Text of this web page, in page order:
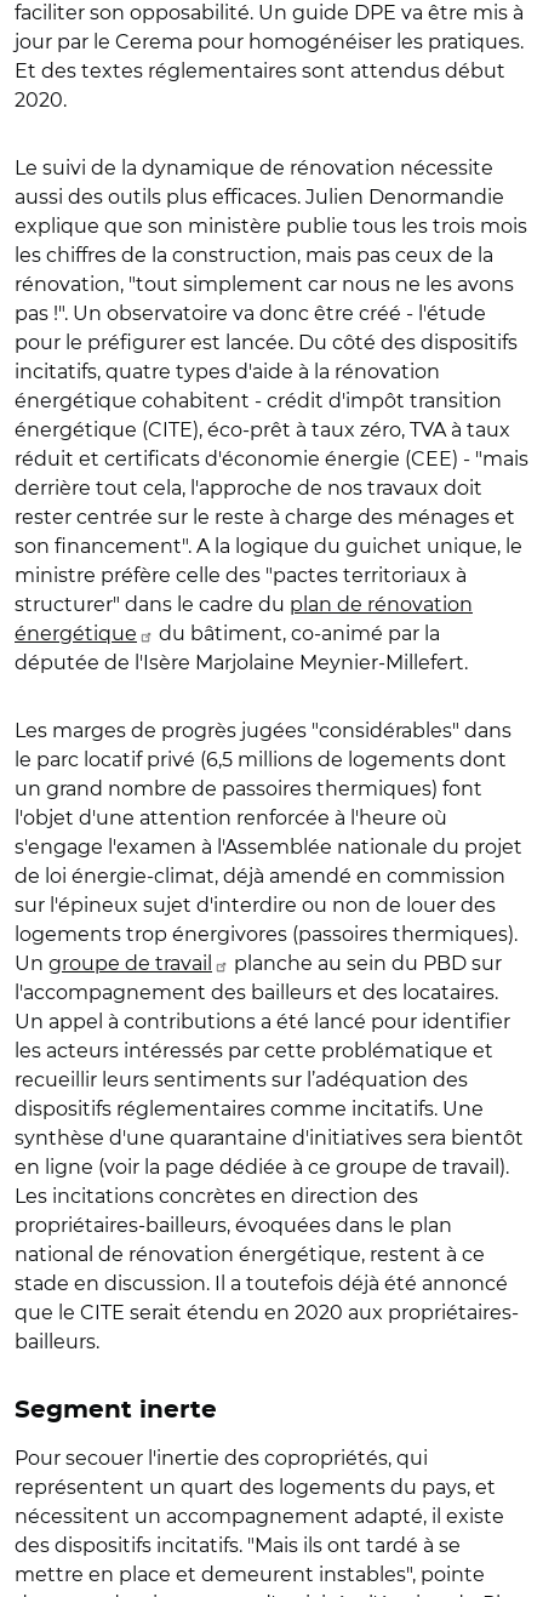
faciliter son opposabilité. Un guide DPE va être mis à
jour par le Cerema pour homogénéiser les pratiques.
Et des textes réglementaires sont attendus début
2020.
Le suivi de la dynamique de rénovation nécessite
aussi des outils plus efficaces. Julien Denormandie
explique que son ministère publie tous les trois mois
les chiffres de la construction, mais pas ceux de la
rénovation, "tout simplement car nous ne les avons
pas !". Un observatoire va donc être créé - l'étude
pour le préfigurer est lancée. Du côté des dispositifs
incitatifs, quatre types d'aide à la rénovation
énergétique cohabitent - crédit d'impôt transition
énergétique (CITE), éco-prêt à taux zéro, TVA à taux
réduit et certificats d'économie énergie (CEE) - "mais
derrière tout cela, l'approche de nos travaux doit
rester centrée sur le reste à charge des ménages et
son financement". A la logique du guichet unique, le
ministre préfère celle des "pactes territoriaux à
structurer" dans le cadre du plan de rénovation
énergétique
du bâtiment, co-animé par la
députée de l'Isère Marjolaine Meynier-Millefert.
Les marges de progrès jugées "considérables" dans
le parc locatif privé (6,5 millions de logements dont
un grand nombre de passoires thermiques) font
l'objet d'une attention renforcée à l'heure où
s'engage l'examen à l'Assemblée nationale du projet
de loi énergie-climat, déjà amendé en commission
sur l'épineux sujet d'interdire ou non de louer des
logements trop énergivores (passoires thermiques).
Un groupe de travail
planche au sein du PBD sur
l'accompagnement des bailleurs et des locataires.
Un appel à contributions a été lancé pour identifier
les acteurs intéressés par cette problématique et
recueillir leurs sentiments sur l’adéquation des
dispositifs réglementaires comme incitatifs. Une
synthèse d'une quarantaine d'initiatives sera bientôt
en ligne (voir la page dédiée à ce groupe de travail).
Les incitations concrètes en direction des
propriétaires-bailleurs, évoquées dans le plan
national de rénovation énergétique, restent à ce
stade en discussion. Il a toutefois déjà été annoncé
que le CITE serait étendu en 2020 aux propriétaires-
bailleurs.
Segment inerte
Pour secouer l'inertie des copropriétés, qui
représentent un quart des logements du pays, et
nécessitent un accompagnement adapté, il existe
des dispositifs incitatifs. "Mais ils ont tardé à se
mettre en place et demeurent instables", pointe